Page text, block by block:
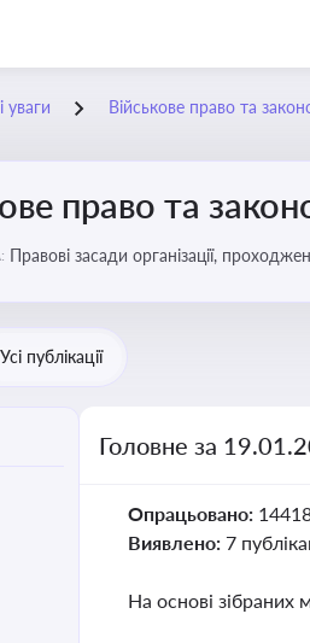
уваги Військове право та
право та
Правові засади організації,
Усі публікації
Головне за
Опрацьовано:
Виявлено: 7
На основі зібраних